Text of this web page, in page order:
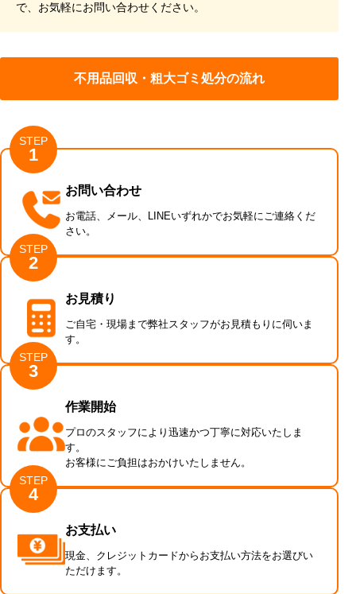
で、お気軽にお問い合わせください。
不用品回収・粗大ゴミ処分の流れ
STEP
1
お問い合わせ
お電話、メール、LINEいずれかでお気軽にご連絡くだ
さい。
STEP
2
お見積り
ご自宅・現場まで弊社スタッフがお見積もりに伺いま
す。
STEP
3
作業開始
プロのスタッフにより迅速かつ丁寧に対応いたしま
す。
お客様にご負担はおかけいたしません。
STEP
4
お支払い
現金、クレジットカードからお支払い方法をお選びい
ただけます。